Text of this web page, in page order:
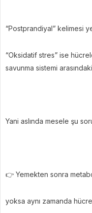
“Postprandiyal” kelimesi
“Oksidatif stres” ise
savunma sistemi
Yani aslında mesele şu
👉 Yemekten sonra
yoksa aynı zamanda